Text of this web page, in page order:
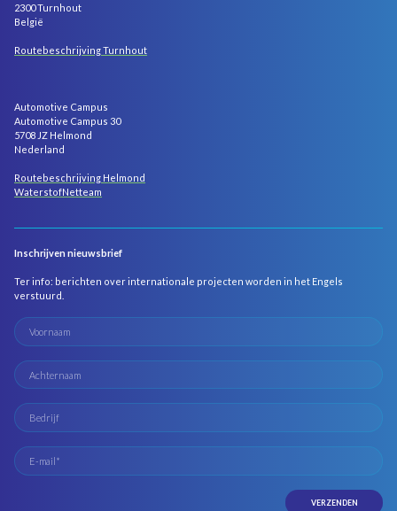
2300 Turnhout
België
Routebeschrijving Turnhout
Automotive Campus
Automotive Campus 30
5708 JZ Helmond
Nederland
Routebeschrijving Helmond
WaterstofNetteam
Inschrijven nieuwsbrief
Ter info: berichten over internationale projecten worden in het Engels
verstuurd.